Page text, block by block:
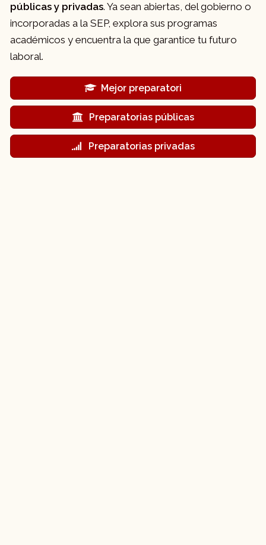
públicas y privadas. Ya sean abiertas, del gobierno o
incorporadas a la SEP, explora sus programas
académicos y encuentra la que garantice tu futuro
laboral.
Mejor preparatori
Preparatorias públicas
Preparatorias privadas